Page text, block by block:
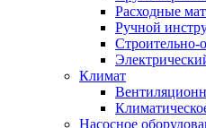
Расходные
Ручной
Строительно-
Климат
Насосное